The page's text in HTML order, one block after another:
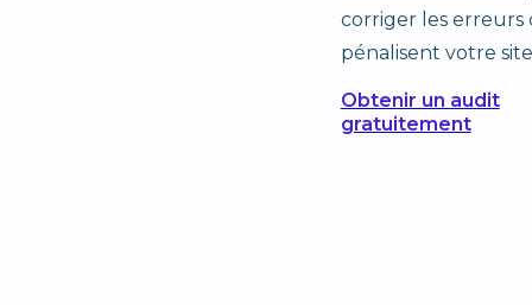
corriger les erreurs
pénalisent votre
Obtenir un audit
gratuitement